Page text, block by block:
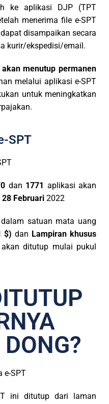
ke aplikasi DJP (TPT
menerima file e-SPT
disampaikan secara
kurir/ekspedisi/email.
akan menutup permanen
melalui aplikasi e-SPT
untuk meningkatkan
SPT
dan 1771 aplikasi akan
28 Februari 2022
satuan mata uang
$) dan Lampiran khusus
ditutup mulai pukul
e-SPT
ini ditutup dari laman